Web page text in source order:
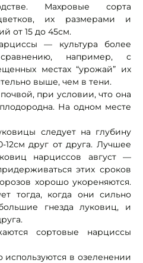
Махровые сорта
их размерами и
от 15 до 45см.
— культура более
например, с
местах “урожай” их
выше, чем в тени.
при условии, что она
На одном месте
следует на глубину
12см друг от друга. Лучшее
нарциссов август —
этих сроков
хорошо укореняются.
тогда, когда они сильно
гнезда луковиц, и
сортовые нарциссы
в озеленении